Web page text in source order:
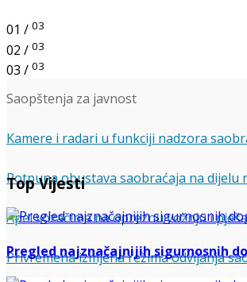
01 / 03
02 / 03
03 / 03
Saopštenja za javnost
Kamere i radari u funkciji nadzora
Potpuna obustava saobraćaja na dijelu
Apel vozačima na opreznu vožnju i
Privremena izmjena režima odvijanja
Top Vijesti
Pregled najznačajnijih sigurnosnih